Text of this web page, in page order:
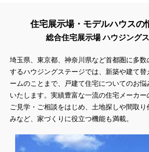
住宅展示場・モデルハウスの
総合住宅展示場 ハウジング
埼玉県、東京都、神奈川県など首都圏に多数
するハウジングステージでは、新築や建て替
ームのことまで、戸建て住宅についてのお悩
いたします。実績豊富な一流の住宅メーカ
ご見学・ご相談をはじめ、土地探しや間取
みなど、家づくりに役立つ機能も満載。